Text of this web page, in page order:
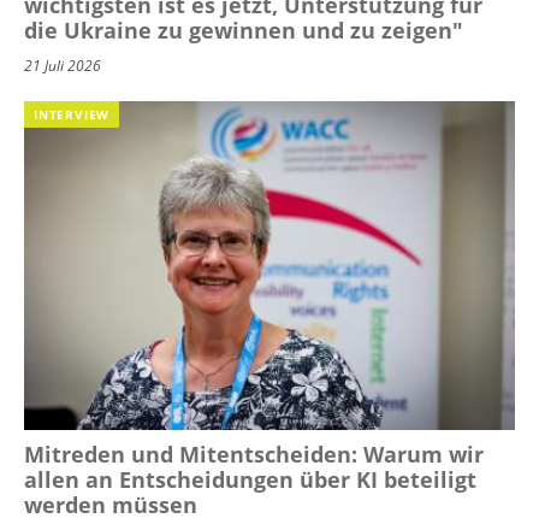
die Ukraine zu gewinnen und zu zeigen"
21 Juli 2026
INTERVIEW
Mitreden und Mitentscheiden: Warum wir
allen an Entscheidungen über KI beteiligt
werden müssen